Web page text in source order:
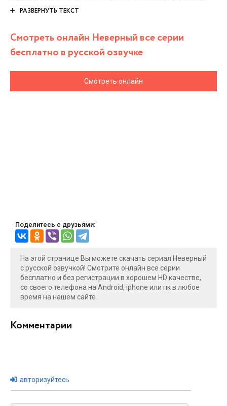
главная героиня не увидела на одежде мужа белый
совершенно новые следы измены. В итоге она
разочаровывается в браке, но увы, не всё так просто.
РАЗВЕРНУТЬ ТЕКСТ
Смотреть онлайн Неверный все серии
бесплатно в русской озвучке
Смотреть онлайн
Поделитесь с друзьями:
На этой странице Вы можете скачать сериал Неверный
с русской озвучкой! Смотрите онлайн все серии
бесплатно и без регистрации в хорошем HD качестве,
со своего телефона на Android, iphone или пк в любое
время на нашем сайте.
Комментарии
авторизуйтесь